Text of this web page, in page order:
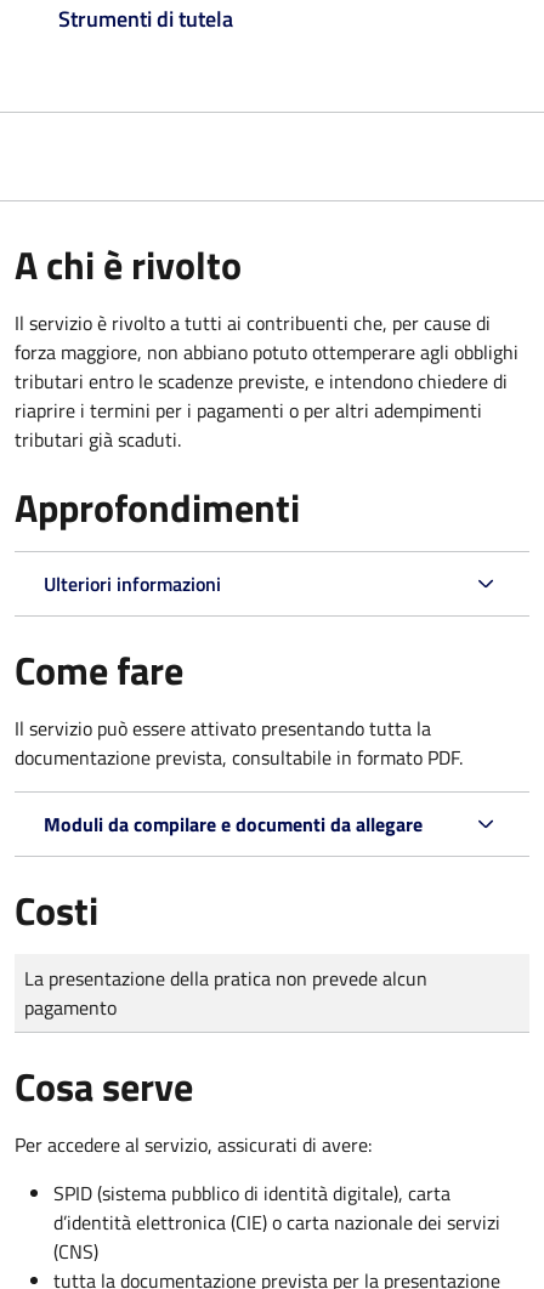
Strumenti di tutela
A chi è rivolto
Il servizio è rivolto a tutti ai contribuenti che, per cause di
forza maggiore, non abbiano potuto ottemperare agli obblighi
tributari entro le scadenze previste, e intendono chiedere di
riaprire i termini per i pagamenti o per altri adempimenti
tributari già scaduti.
Approfondimenti
Ulteriori informazioni
Come fare
Il servizio può essere attivato presentando tutta la
documentazione prevista, consultabile in formato PDF.
Moduli da compilare e documenti da allegare
Costi
Tipo di pagamento
Importo
La presentazione della pratica non prevede alcun
pagamento
Cosa serve
Per accedere al servizio, assicurati di avere:
SPID (sistema pubblico di identità digitale), carta
d’identità elettronica (CIE) o carta nazionale dei servizi
(CNS)
tutta la documentazione prevista per la presentazione